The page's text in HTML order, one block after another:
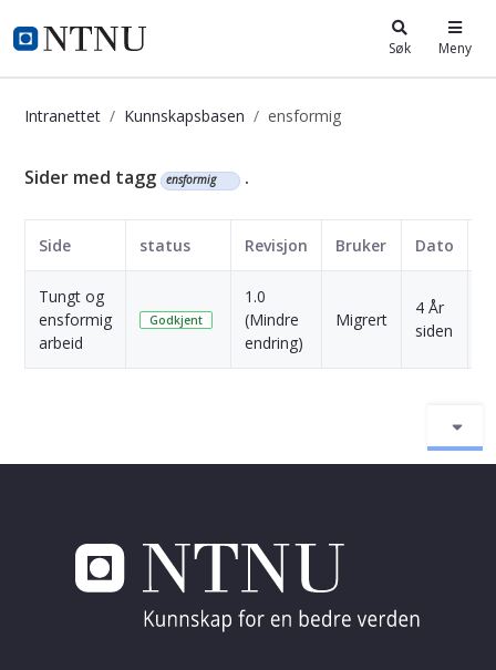
i.ntnu.no Søk Meny
Intranettet Kunnskapsbasen ensformig
Kunnskapsbasen
Sider med tagg ensformig .
Side status Revisjon Bruker Dato
Tungt og
ensformig
arbeid
Godkjent
1.0
(Mindre
endring)
Migrert
4 År
siden